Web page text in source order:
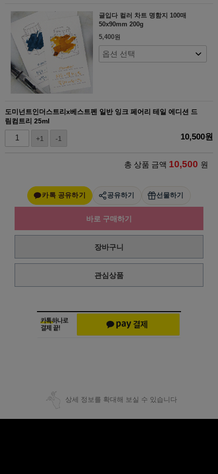
글입다 컬러 차트 명함지 100매
50x90mm 200g
5,400원
도미넌트인더스트리x베스트펜 일반 잉크 페어리 테일 에디션 드
림컴트리 25ml
+1 -1 10,500원
총 상품 금액 10,500 원
카톡 공유하기 공유하기 선물하기
바로 구매하기
장바구니
관심상품
상세 정보를 확대해 보실 수 있습니다